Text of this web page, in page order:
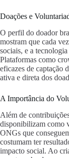
Doações e
O perfil do doador
mostram que cada
sociais, e a
Plataformas como
eficazes de captação
ativa e direta dos
A Importância do
Além de
disponibilizam como
ONGs que
costumam ter
impacto social. Ao